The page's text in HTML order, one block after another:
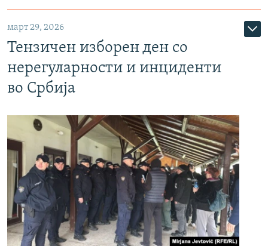
март 29, 2026
Тензичен изборен ден со
нерегуларности и инциденти
во Србија